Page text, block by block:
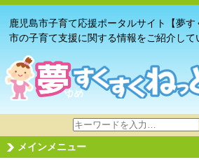
鹿児島市子育て応援ポータルサイト【夢
市の子育て支援に関する情報をご紹介して
サ
イ
ト
メインメニュー